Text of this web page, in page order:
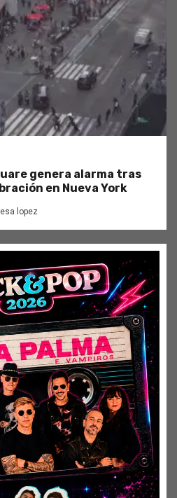
genera alarma tras
en Nueva York
lopez